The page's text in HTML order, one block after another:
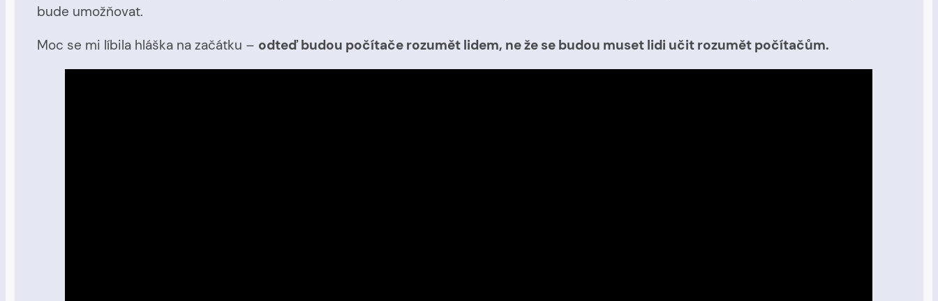
bude umožňovat.
Moc se mi líbila hláška na začátku – odteď budou počítače rozumět lidem, ne že se budou muset lidi učit rozumět počítačům.